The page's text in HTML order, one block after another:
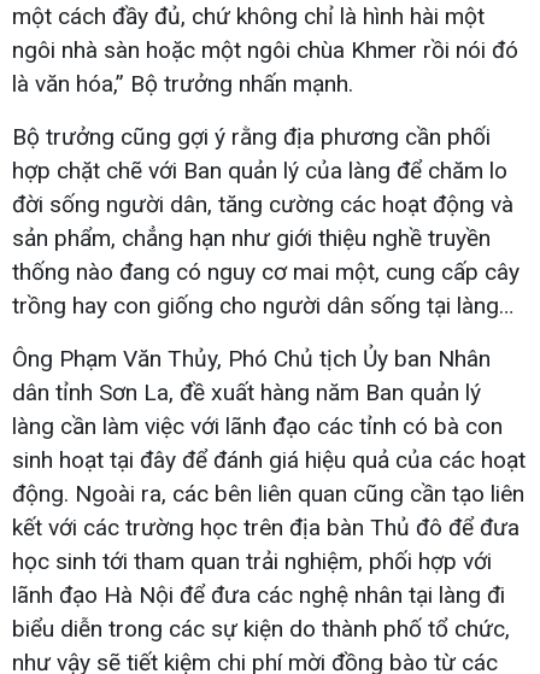
một cách đầy đủ, chứ không chỉ là hình hài một
ngôi nhà sàn hoặc một ngôi chùa Khmer rồi nói đó
là văn hóa,” Bộ trưởng nhấn mạnh.
Bộ trưởng cũng gợi ý rằng địa phương cần phối
hợp chặt chẽ với Ban quản lý của làng để chăm lo
đời sống người dân, tăng cường các hoạt động và
sản phẩm, chẳng hạn như giới thiệu nghề truyền
thống nào đang có nguy cơ mai một, cung cấp cây
trồng hay con giống cho người dân sống tại làng…
Ông Phạm Văn Thủy, Phó Chủ tịch Ủy ban Nhân
dân tỉnh Sơn La, đề xuất hàng năm Ban quản lý
làng cần làm việc với lãnh đạo các tỉnh có bà con
sinh hoạt tại đây để đánh giá hiệu quả của các hoạt
động. Ngoài ra, các bên liên quan cũng cần tạo liên
kết với các trường học trên địa bàn Thủ đô để đưa
học sinh tới tham quan trải nghiệm, phối hợp với
lãnh đạo Hà Nội để đưa các nghệ nhân tại làng đi
biểu diễn trong các sự kiện do thành phố tổ chức,
như vậy sẽ tiết kiệm chi phí mời đồng bào từ các